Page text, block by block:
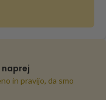
in pravijo, da smo